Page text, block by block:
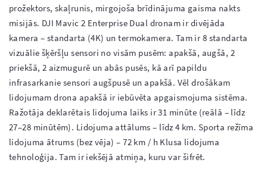
prožektors, skaļrunis, mirgojoša brīdinājuma gaisma nakts
misijās. DJI Mavic 2 Enterprise Dual dronam ir divējāda
kamera – standarta (4K) un termokamera. Tam ir 8 standarta
vizuālie šķēršļu sensori no visām pusēm: apakšā, augšā, 2
priekšā, 2 aizmugurē un abās pusēs, kā arī papildu
infrasarkanie sensori augšpusē un apakšā. Vēl drošākam
lidojumam drona apakšā ir iebūvēta apgaismojuma sistēma.
Ražotāja deklarētais lidojuma laiks ir 31 minūte (reālā – līdz
27–28 minūtēm). Lidojuma attālums – līdz 4 km. Sporta režīma
lidojuma ātrums (bez vēja) – 72 km / h Klusa lidojuma
tehnoloģija. Tam ir iekšējā atmiņa, kuru var šifrēt.